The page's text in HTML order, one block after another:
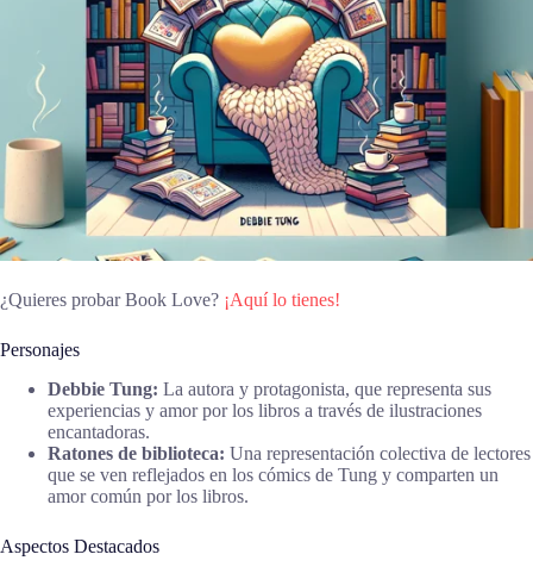
¿Quieres probar Book Love? ¡Aquí lo tienes!
Personajes
Debbie Tung: La autora y protagonista, que representa sus
experiencias y amor por los libros a través de ilustraciones
encantadoras.
Ratones de biblioteca: Una representación colectiva de lectores
que se ven reflejados en los cómics de Tung y comparten un
amor común por los libros.
Aspectos Destacados